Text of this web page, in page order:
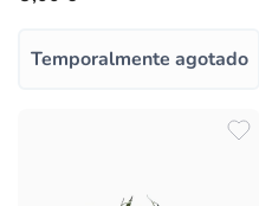
Temporalmente agotado